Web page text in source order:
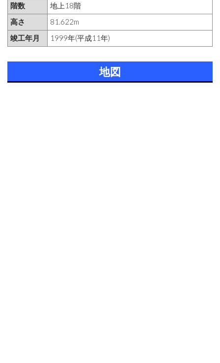
階数
地上18階
高さ
81.622m
竣工年月
1999年(平成11年)
地図